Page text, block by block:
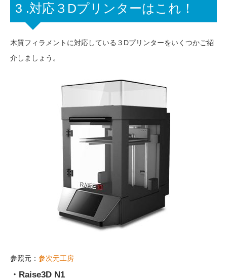
3 .対応３Dプリンターはこれ！
木質フィラメントに対応している３Dプリンターをいくつかご紹
介しましょう。
参照元： 参次元工房
・Raise3D N1